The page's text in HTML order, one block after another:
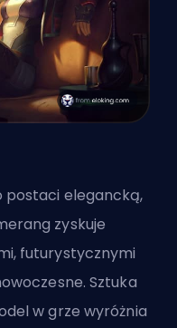
postaci elegancką,
zyskuje
futurystycznymi
Sztuka
w grze wyróżnia